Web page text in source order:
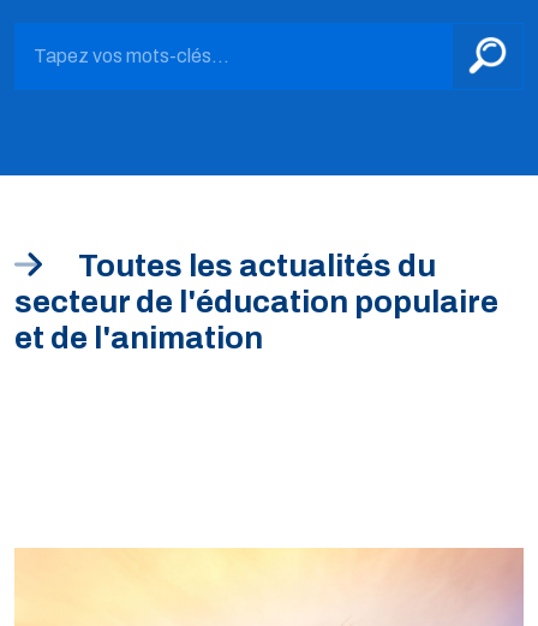
Toutes les actualités du
secteur de l'éducation populaire
et de l'animation